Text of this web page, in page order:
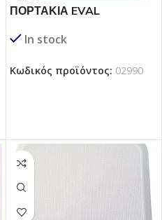
ΠΟΡΤΑΚΙΑ EVAL
In stock
Κωδικός προϊόντος: 02990